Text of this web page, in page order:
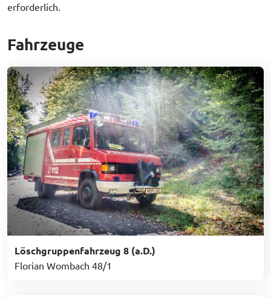
erforderlich.
Fahrzeuge
Löschgruppenfahrzeug 8 (a.D.)
Florian Wombach 48/1